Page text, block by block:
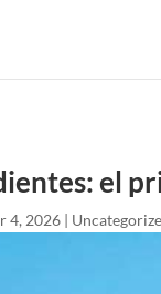
el
4, 2026 |